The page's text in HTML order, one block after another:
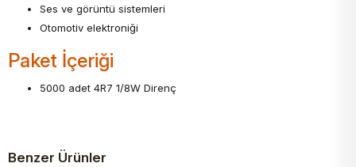
Ses ve görüntü sistemleri
Otomotiv elektroniği
Paket İçeriği
5000 adet 4R7 1/8W Direnç
Benzer Ürünler